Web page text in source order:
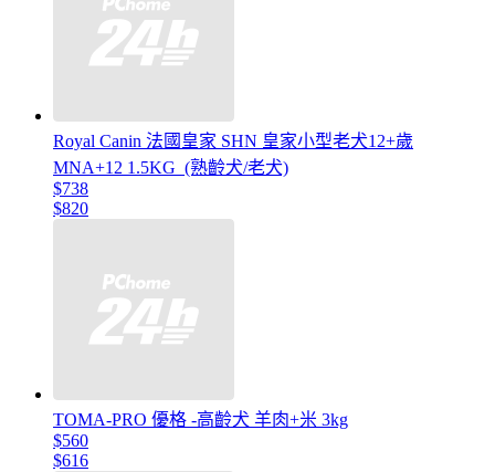
Royal Canin 法國皇家 SHN 皇家小型老犬12+歲
MNA+12 1.5KG_(熟齡犬/老犬)
$738
$820
TOMA-PRO 優格 -高齡犬 羊肉+米 3kg
$560
$616